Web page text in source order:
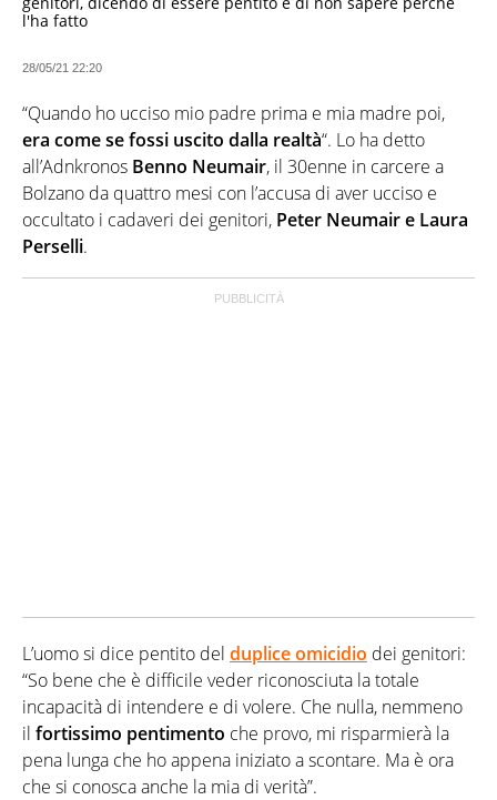
l'ha fatto
28/05/21 22:20
“Quando ho ucciso mio padre prima e mia madre poi,
era come se fossi uscito dalla realtà“. Lo ha detto
all’Adnkronos Benno Neumair, il 30enne in carcere a
Bolzano da quattro mesi con l’accusa di aver ucciso e
occultato i cadaveri dei genitori, Peter Neumair e Laura
Perselli.
L’uomo si dice pentito del duplice omicidio dei genitori:
“So bene che è difficile veder riconosciuta la totale
incapacità di intendere e di volere. Che nulla, nemmeno
il fortissimo pentimento che provo, mi risparmierà la
pena lunga che ho appena iniziato a scontare. Ma è ora
che si conosca anche la mia di verità”.